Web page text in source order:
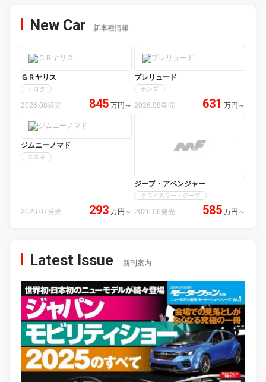
New Car 新車種情報
ＧＲヤリス
トヨタ
2026.08発売 845 万円 ～
プレリュード
ホンダ
2026.08発売 631 万円 ～
ジムニーノマド
スズキ
2026.07発売 293 万円 ～
ジープ・アベンジャー
クライスラー・ジープ
2026.06発売 585 万円 ～
Latest Issue 新刊案内